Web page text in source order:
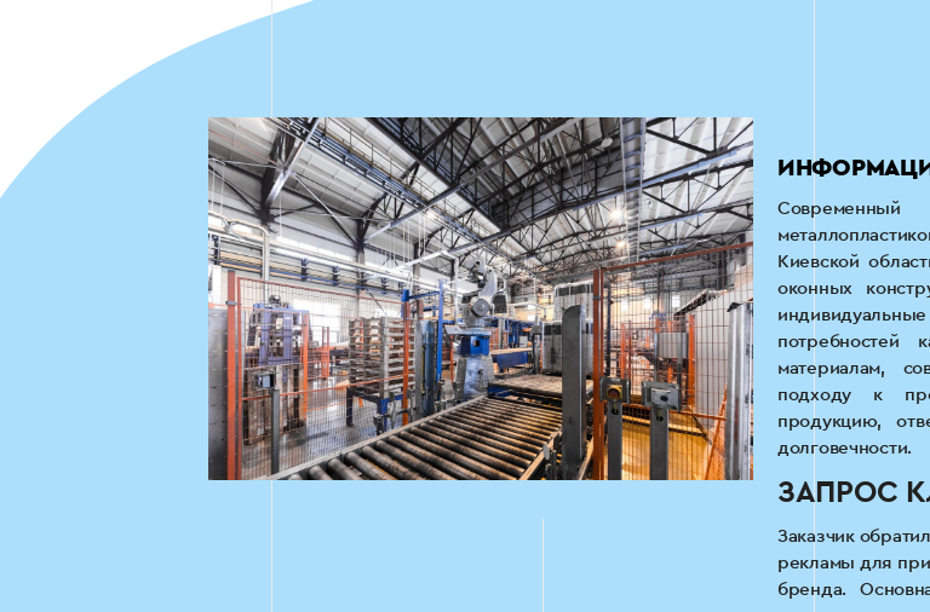
Киевской
оконных
потребностей
материалам,
подходу к
продукцию,
долговечности.
ЗАПРОС
Заказчик
рекламы для
бренда.